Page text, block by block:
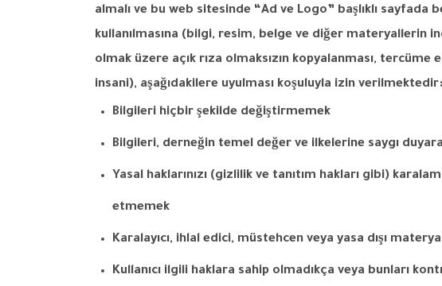
almalı ve bu web sitesinde “Ad ve Logo” başlıklı sayfada
kullanılmasına (bilgi, resim, belge ve diğer materyallerin
olmak üzere açık rıza olmaksızın kopyalanması, tercüme
insani), aşağıdakilere uyulması koşuluyla izin verilmektedir:
Bilgileri hiçbir şekilde değiştirmemek
Bilgileri, derneğin temel değer ve ilkelerine saygı
Yasal haklarınızı (gizlilik ve tanıtım hakları gibi)
etmemek
Karalayıcı, ihlal edici, müstehcen veya yasa dışı
Kullanıcı ilgili haklara sahip olmadıkça veya bunları